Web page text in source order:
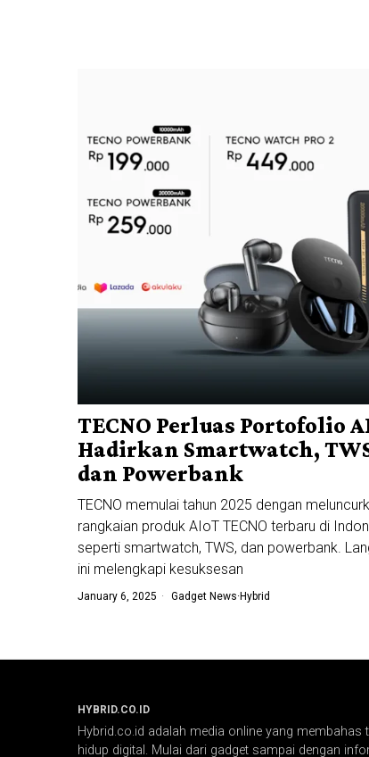
TECNO Perluas Portofolio
Hadirkan Smartwatch,
dan Powerbank
TECNO memulai tahun 2025 dengan
rangkaian produk AIoT TECNO terbaru di
seperti smartwatch, TWS, dan powerbank.
ini melengkapi kesuksesan
January 6, 2025 Gadget News· Hybrid
HYBRID.CO.ID
Hybrid.co.id adalah media online yang membahas
hidup digital. Mulai dari gadget sampai dengan